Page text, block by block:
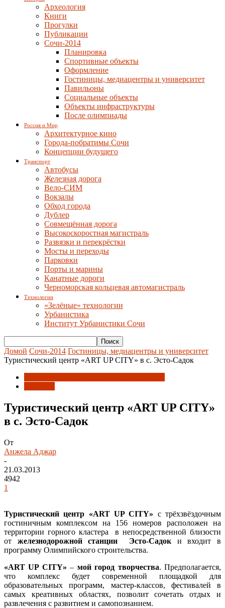
Археология
Книги
Прогулки
Публикации
Сочи-2014
Планировка
Спортивные объекты
Оформление
Гостиницы, медиацентры и университет
Павильоны
Социальные объекты
Объекты инфраструктуры
После олимпиады
Россия и Мир
Архитектурное кино
Города-побратимы Сочи
Концепции будущего
Транспорт
Автобусы
Железная дорога
Вело-СИМ
Вокзалы
Обход города
Дублер
Совмещённая дорога
Высокоскоростная магистраль
Развязки и перекрёстки
Мосты и переходы
Парковки
Порты и марины
Канатные дороги
Черноморская кольцевая автомагистраль
Технологии
«Зелёные» технологии
Урбанистика
Институт Урбанистики Сочи
Домой Сочи-2014 Гостиницы, медиацентры и университет
Туристический центр «ART UP CITY» в с. Эсто-Садок
Туристический центр «ART UP CITY»
в с. Эсто-Садок
От
Анжела Аджар
-
21.03.2013
4942
1
Туристический центр «ART UP CITY» с трёхзвёздочным
гостиничным комплексом на 156 номеров расположен на
территории горного кластера в непосредственной близости
от железнодорожной станции Эсто-Садок и входит в
программу Олимпийского строительства.
«ART UP CITY» – мой город творчества. Предполагается,
что комплекс будет современной площадкой для
образовательных программ, мастер-классов, фестивалей в
самых креативных областях, позволит сочетать отдых и
развлечения с развитием и самопознанием.